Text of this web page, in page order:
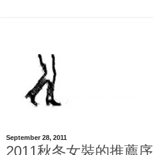
September 28, 2011
2011秋冬女裝的推薦序